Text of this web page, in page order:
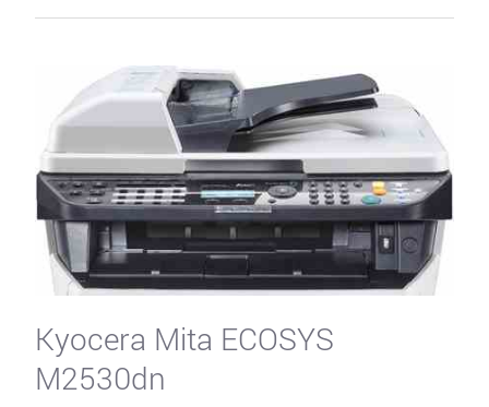
Kyocera Mita ECOSYS
M2530dn